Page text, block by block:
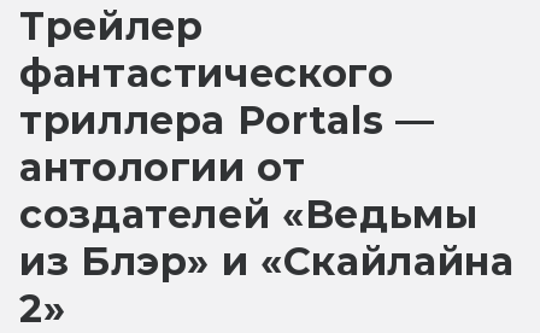
Трейлер
фантастического
триллера Portals —
антологии от
создателей «Ведьмы
из Блэр» и «Скайлайна
2»